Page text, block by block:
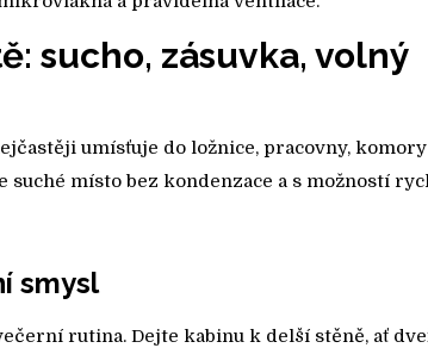
sucho, zásuvka, volný
umísťuje do ložnice, pracovny,
suché místo bez kondenzace a s možností
smysl
rutina. Dejte kabinu k delší stěně, ať